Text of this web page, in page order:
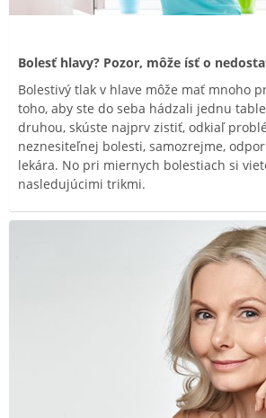
Bolesť hlavy? Pozor, môže ísť o
Bolestivý tlak v hlave môže mať mnoho
toho, aby ste do seba hádzali jednu
druhou, skúste najprv zistiť, odkiaľ
neznesiteľnej bolesti, samozrejme,
lekára. No pri miernych bolestiach si
nasledujúcimi trikmi.